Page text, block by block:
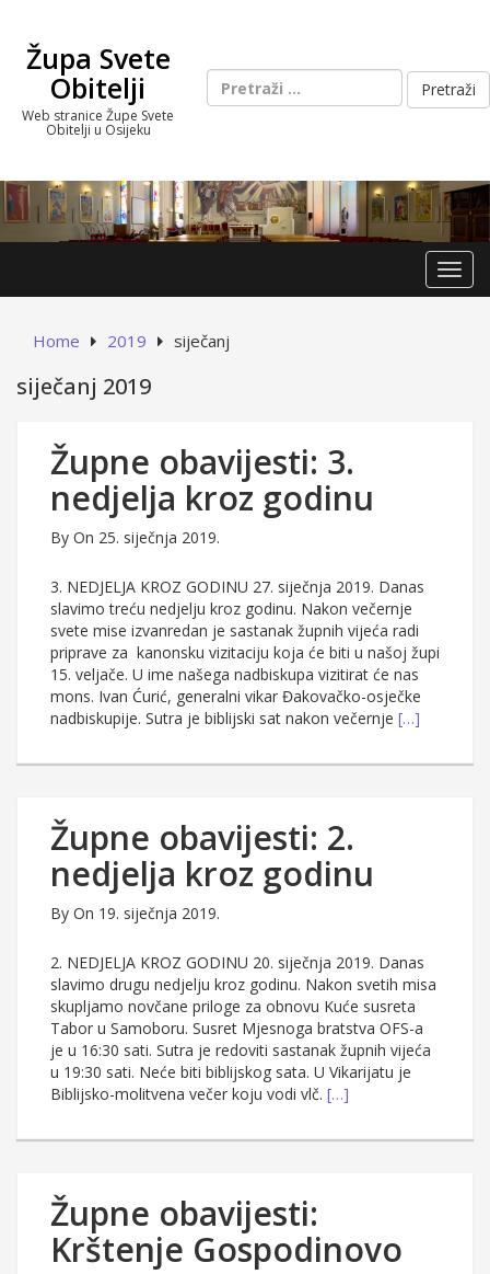
contentŽupa Svete
Obitelji
Web stranice Župe Svete
Obitelji u Osijeku
Pretraži:
Home 2019 siječanj
siječanj 2019
Župne obavijesti: 3.
nedjelja kroz godinu
By On 25. siječnja 2019.
3. NEDJELJA KROZ GODINU 27. siječnja 2019. Danas
slavimo treću nedjelju kroz godinu. Nakon večernje
svete mise izvanredan je sastanak župnih vijeća radi
priprave za kanonsku vizitaciju koja će biti u našoj župi
15. veljače. U ime našega nadbiskupa vizitirat će nas
mons. Ivan Ćurić, generalni vikar Đakovačko-osječke
nadbiskupije. Sutra je biblijski sat nakon večernje […]
Župne obavijesti: 2.
nedjelja kroz godinu
By On 19. siječnja 2019.
2. NEDJELJA KROZ GODINU 20. siječnja 2019. Danas
slavimo drugu nedjelju kroz godinu. Nakon svetih misa
skupljamo novčane priloge za obnovu Kuće susreta
Tabor u Samoboru. Susret Mjesnoga bratstva OFS-a
je u 16:30 sati. Sutra je redoviti sastanak župnih vijeća
u 19:30 sati. Neće biti biblijskog sata. U Vikarijatu je
Biblijsko-molitvena večer koju vodi vlč. […]
Župne obavijesti:
Krštenje Gospodinovo